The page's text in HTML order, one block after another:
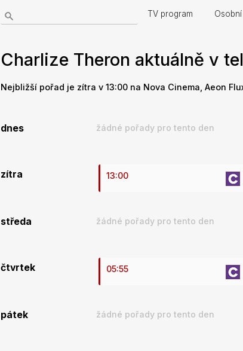
TV program Osobní
Charlize Theron aktuálně v
Nejbližší pořad je zítra v 13:00 na Nova Cinema, Aeon
dnes žádné pořady pro tento den
zítra 13:00
středa žádné pořady pro tento den
čtvrtek 05:55
pátek žádné pořady pro tento den